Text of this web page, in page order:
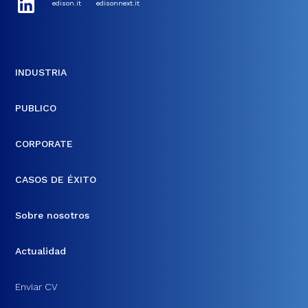
edison.it edisonnext.it
INDUSTRIA
PUBLICO
CORPORATE
CASOS DE ÉXITO
Sobre nosotros
Actualidad
Enviar CV